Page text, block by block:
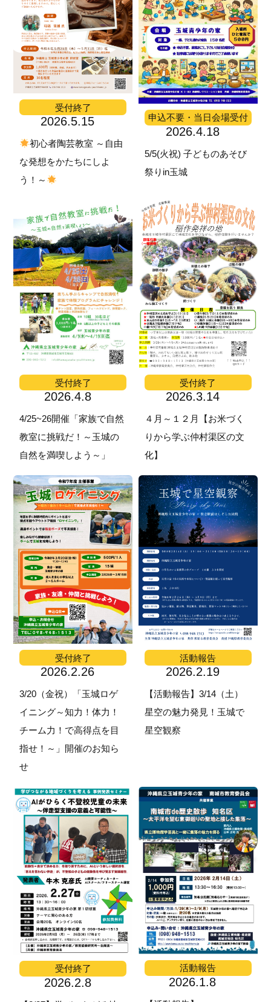
2026.5.15
受付終了
初心者陶芸教室 ～自由
な発想をかたちにしよ
う！～
2026.4.18
申込不要・当日会場受付
5/5(火祝) 子どものあそび
祭りin玉城
2026.4.8
受付終了
4/25~26開催「家族で自然
教室に挑戦だ！～玉城の
自然を満喫しよう～」
2026.3.14
受付終了
４月～１２月【お米づく
りから学ぶ仲村渠区の文
化】
2026.2.26
受付終了
3/20（金祝）「玉城ロゲ
イニング～知力！体力！
チーム力！で高得点を目
指せ！～」開催のお知ら
せ
2026.2.19
活動報告
【活動報告】3/14（土）
星空の魅力発見！玉城で
星空観察
2026.2.8
受付終了
2026.1.8
活動報告